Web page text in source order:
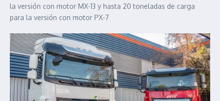
la versión con motor MX-13 y hasta 20 toneladas de carga
para la versión con motor PX-7